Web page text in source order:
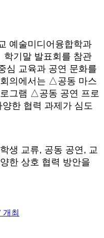
예술미디어융합학과
학기말 발표회를 참관
심 교육과 공연 문화를
의에서는 △공동 마스
그램 △공동 공연 프로
한 협력 과제가 심도
생 교류, 공동 공연, 교
한 상호 협력 방안을
개최